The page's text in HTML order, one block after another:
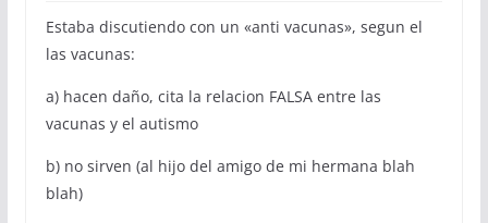
Estaba discutiendo con un «anti vacunas», segun el
las vacunas:
a) hacen daño, cita la relacion FALSA entre las
vacunas y el autismo
b) no sirven (al hijo del amigo de mi hermana blah
blah)